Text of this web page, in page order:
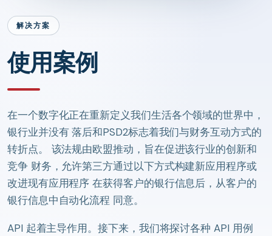
解决方案
使用案例
在一个数字化正在重新定义我们生活各个领域的世界中，
银行业并没有 落后和PSD2标志着我们与财务互动方式的
转折点。 该法规由欧盟推动，旨在促进该行业的创新和
竞争 财务，允许第三方通过以下方式构建新应用程序或
改进现有应用程序 在获得客户的银行信息后，从客户的
银行信息中自动化流程 同意。
API 起着主导作用。接下来，我们将探讨各种 API 用例